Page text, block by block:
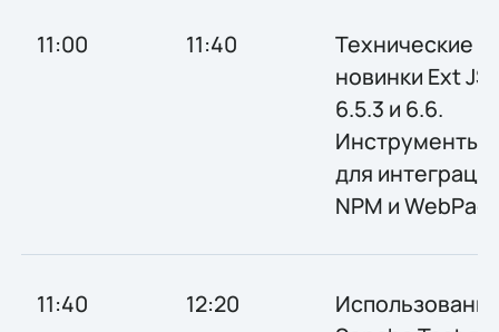
11:00 11:40
Технические
новинки Ext JS
6.5.3 и 6.6.
Инструменты
для
NPM и WebPack
11:40 12:20